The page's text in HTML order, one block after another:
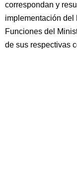
correspondan y
implementación del
Funciones del
de sus respectivas